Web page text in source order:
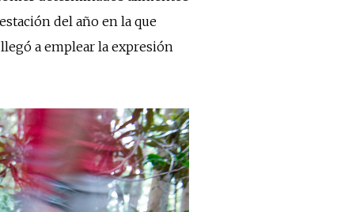
del año en la que
a emplear la expresión